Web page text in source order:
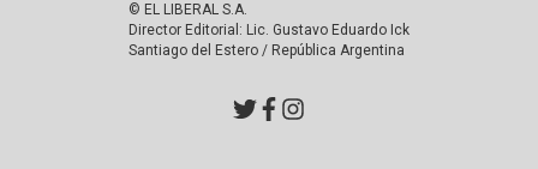
© EL LIBERAL S.A.
Director Editorial: Lic. Gustavo Eduardo Ick
Santiago del Estero / República Argentina